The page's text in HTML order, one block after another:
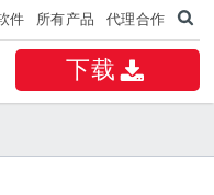
件 所有产品 代理合作
下载